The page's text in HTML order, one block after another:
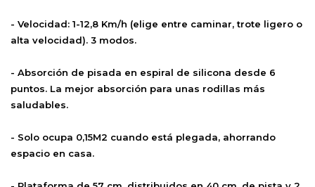
- Velocidad: 1-12,8 Km/h (elige entre caminar, trote ligero o
alta velocidad). 3 modos.
- Absorción de pisada en espiral de silicona desde 6
puntos. La mejor absorción para unas rodillas más
saludables.
- Solo ocupa 0,15M2 cuando está plegada, ahorrando
espacio en casa.